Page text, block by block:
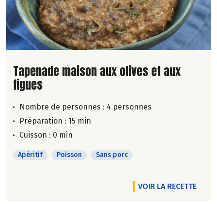
Lire la suite de la recette
Tapenade maison aux olives et aux
figues
Nombre de personnes : 4 personnes
Préparation : 15 min
Cuisson : 0 min
Apéritif Poisson Sans porc
VOIR LA RECETTE